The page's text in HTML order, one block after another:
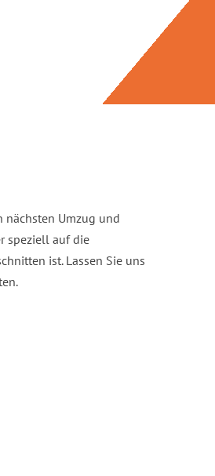
nächsten Umzug und
speziell auf die
ist. Lassen Sie uns